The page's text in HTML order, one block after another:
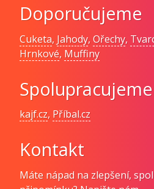
Doporučujeme
Cuketa, Jahody,Ořechy,
Hrnkové, Muffiny
Spolupracujeme
kajf.cz, Příbal.cz
Kontakt
Máte nápad na zlepšení,